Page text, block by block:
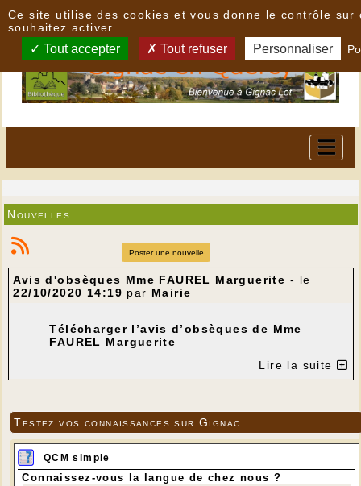
Nouvelles
Poster une nouvelle
Avis d'obsèques Mme FAUREL Marguerite - le
22/10/2020 14:19 par Mairie
Télécharger l’avis d’obsèques de Mme
FAUREL Marguerite
Lire la suite
Testez vos connaissances sur Gignac
QCM simple
Connaissez-vous la langue de chez nous ?
Ce site utilise des cookies et vous donne le contrôle sur
souhaitez activer
Tout accepter Tout refuser Personnaliser